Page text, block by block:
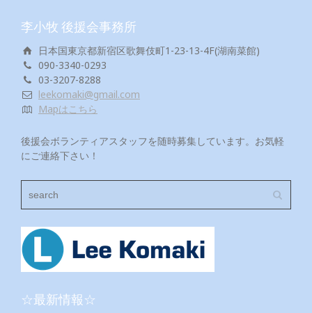
李小牧 後援会事務所
日本国東京都新宿区歌舞伎町1-23-13-4F(湖南菜館)
090-3340-0293
03-3207-8288
leekomaki@gmail.com
Mapはこちら
後援会ボランティアスタッフを随時募集しています。お気軽
にご連絡下さい！
☆最新情報☆